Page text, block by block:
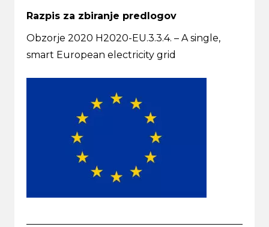
Razpis za zbiranje predlogov
Obzorje 2020 H2020-EU.3.3.4. – A single,
smart European electricity grid